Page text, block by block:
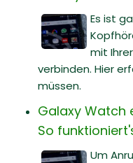
Es ist
mit
verbinden. Hier
müssen.
Galaxy Watch
So
Um